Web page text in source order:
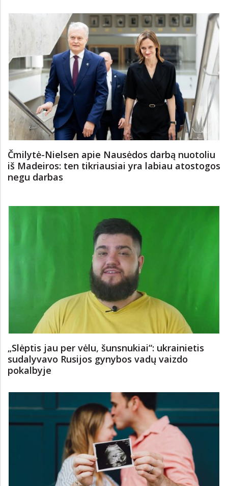
Čmilytė-Nielsen apie Nausėdos darbą nuotoliu
iš Madeiros: ten tikriausiai yra labiau atostogos
negu darbas
„Slėptis jau per vėlu, šunsnukiai“: ukrainietis
sudalyvavo Rusijos gynybos vadų vaizdo
pokalbyje